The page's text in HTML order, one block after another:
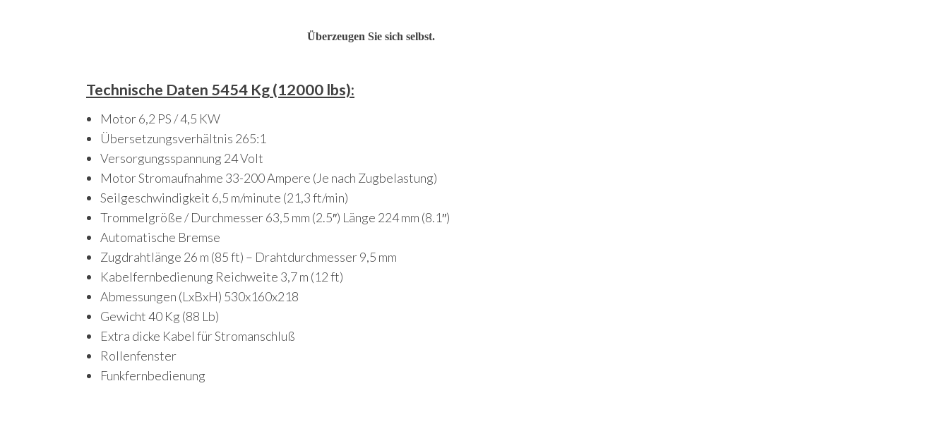
Überzeugen Sie sich selbst.
Technische Daten 5454 Kg (12000 lbs):
Motor 6,2 PS / 4,5 KW
Übersetzungsverhältnis 265:1
Versorgungsspannung 24 Volt
Motor Stromaufnahme 33-200 Ampere (Je nach Zugbelastung)
Seilgeschwindigkeit 6,5 m/minute (21,3 ft/min)
Trommelgröße / Durchmesser 63,5 mm (2.5″) Länge 224 mm (8.1″)
Automatische Bremse
Zugdrahtlänge 26 m (85 ft) – Drahtdurchmesser 9,5 mm
Kabelfernbedienung Reichweite 3,7 m (12 ft)
Abmessungen (LxBxH) 530x160x218
Gewicht 40 Kg (88 Lb)
Extra dicke Kabel für Stromanschluß
Rollenfenster
Funkfernbedienung